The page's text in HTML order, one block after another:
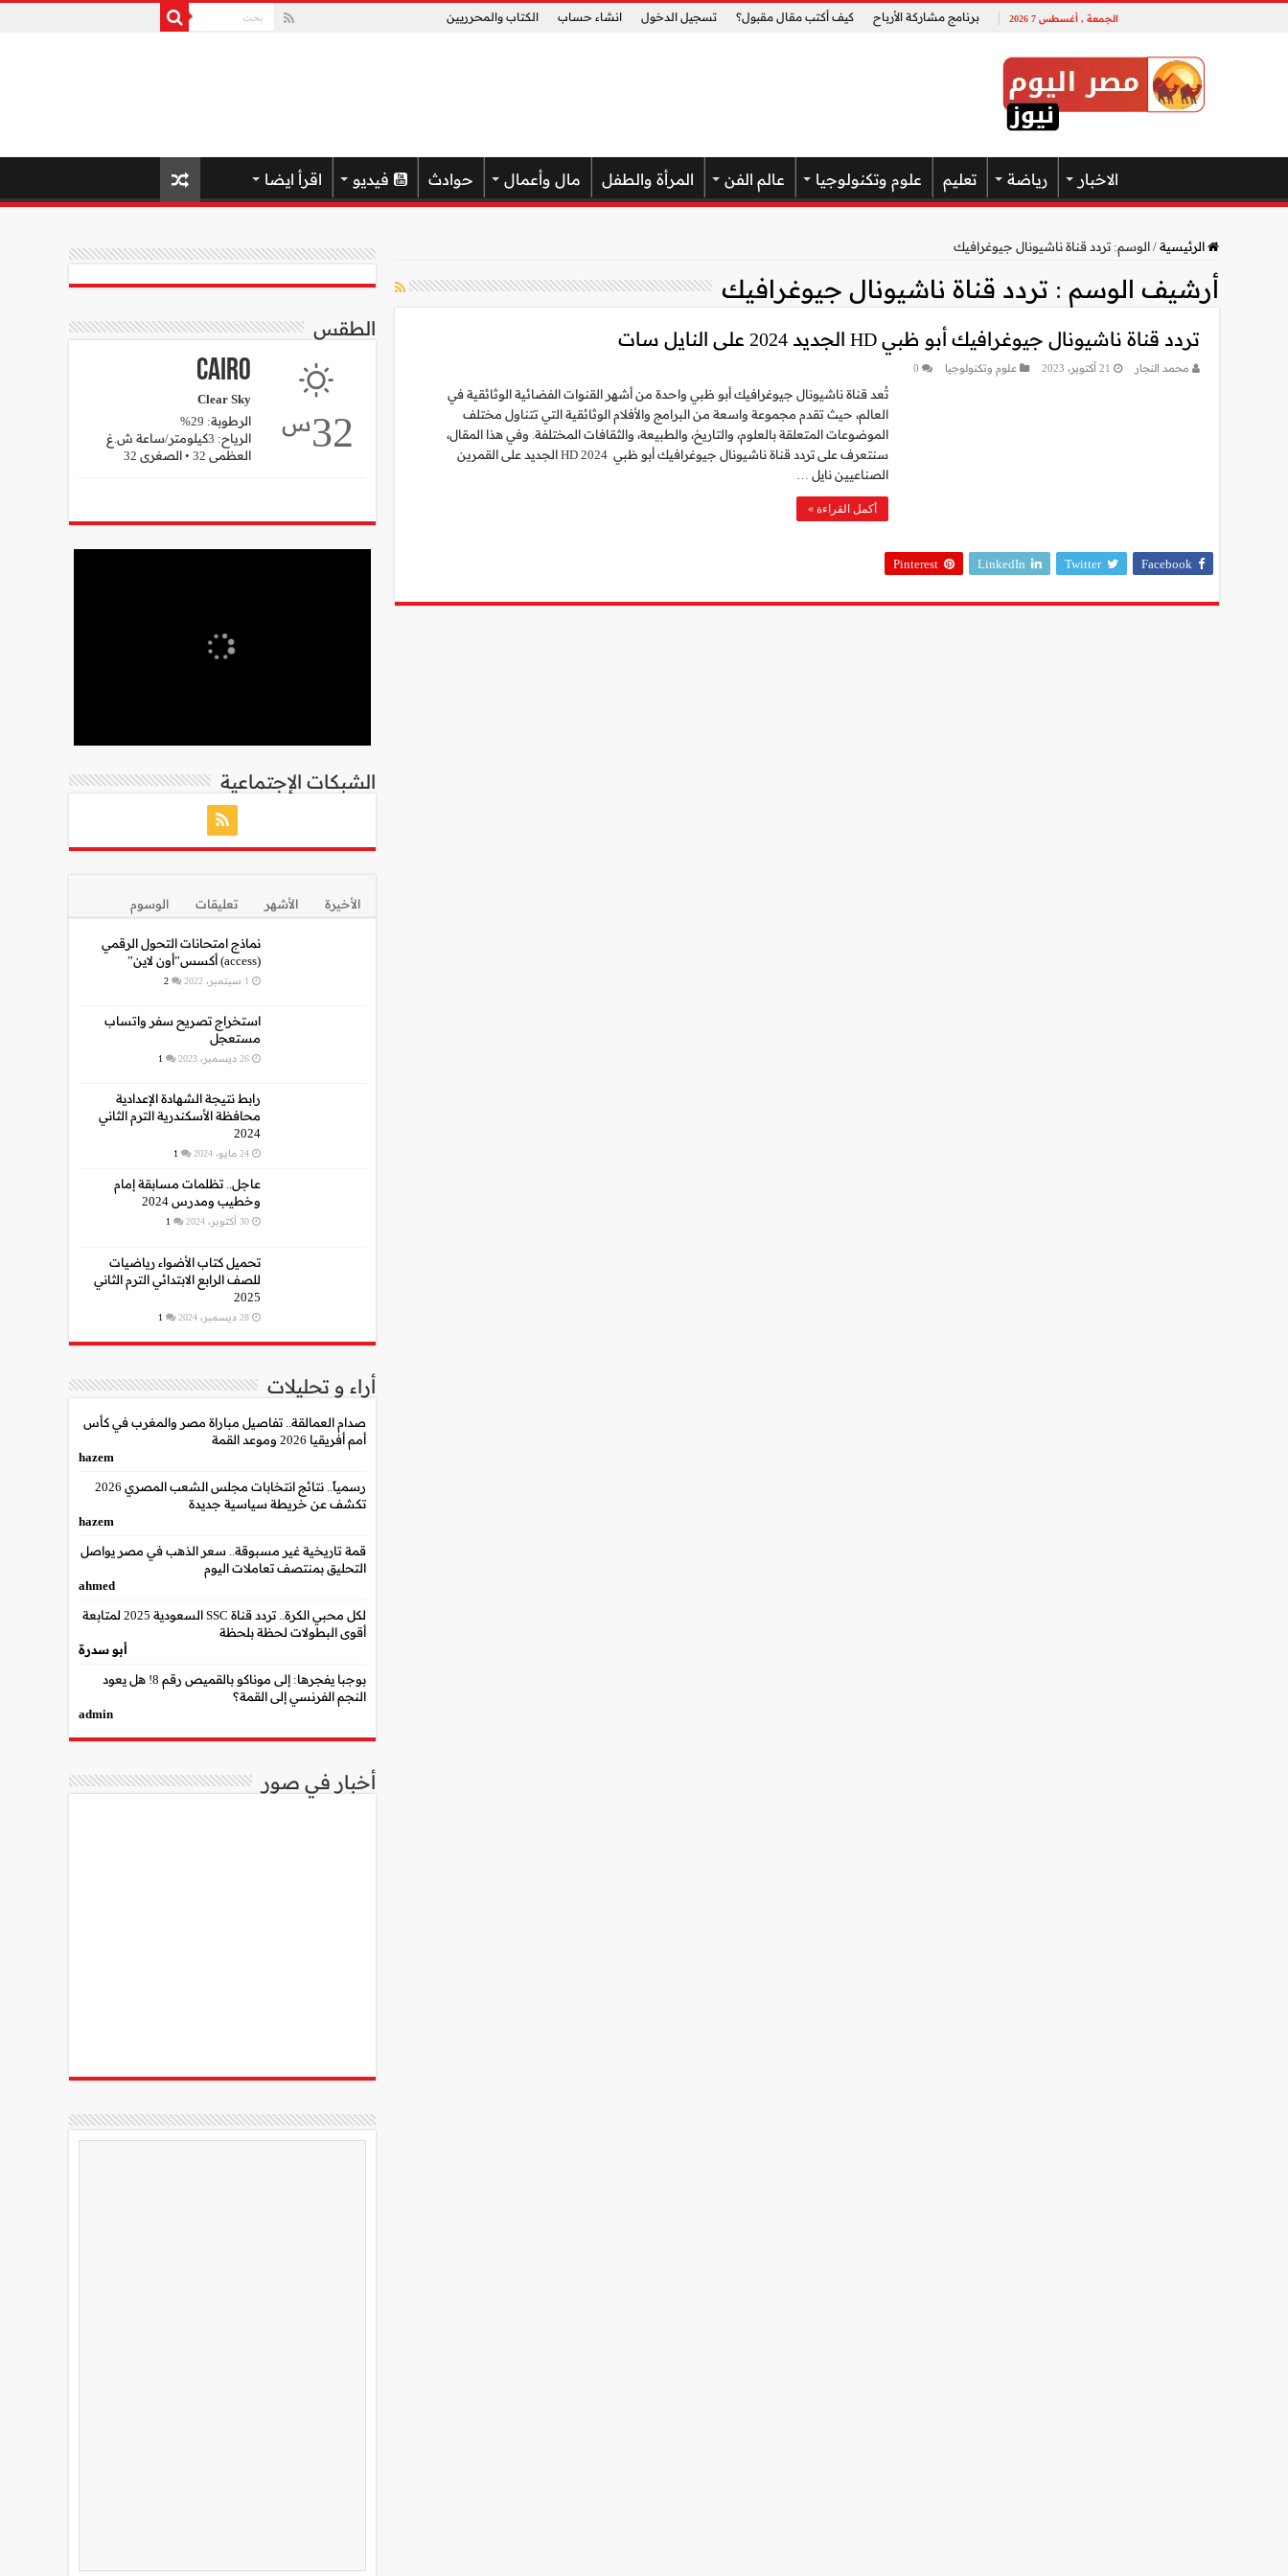
الجمعة , أغسطس 7 2026 برنامج مشاركة الأرباح كيف أكتب مقال مقبول؟ تسجيل الدخول انشاء حساب الكتاب والمحرريين
الاخبار رياضة تعليم علوم وتكنولوجيا عالم الفن المرأة والطفل مال وأعمال حوادث فيديو اقرأ ايضا
الرئيسية/الوسم: تردد قناة ناشيونال جيوغرافيك
أرشيف الوسم : تردد قناة ناشيونال جيوغرافيك
تردد قناة ناشيونال جيوغرافيك أبو ظبي HD الجديد 2024 على النايل سات
محمد النجار 21 أكتوبر، 2023 علوم وتكنولوجيا 0
تُعد قناة ناشيونال جيوغرافيك أبو ظبي واحدة من أشهر القنوات الفضائية الوثائقية في
العالم، حيث تقدم مجموعة واسعة من البرامج والأفلام الوثائقية التي تتناول مختلف
الموضوعات المتعلقة بالعلوم، والتاريخ، والطبيعة، والثقافات المختلفة. وفي هذا المقال،
سنتعرف على تردد قناة ناشيونال جيوغرافيك أبو ظبي 2024 HD الجديد على القمرين
الصناعيين نايل …
أكمل القراءة »
Facebook
Twitter
LinkedIn
Pinterest
الطقس
32س
Cairo
Clear Sky
الرطوبة: 29%
الرياح: 3كيلومتر/ساعة ش.غ
العظمى 32 • الصغرى 32
الشبكات الإجتماعية
الأخيرة الأشهر تعليقات الوسوم
نماذج امتحانات التحول الرقمي
(access) أكسس”أون لاين”
1 سبتمبر، 2022 2
استخراج تصريح سفر واتساب
مستعجل
26 ديسمبر، 2023 1
رابط نتيجة الشهادة الإعدادية
محافظة الأسكندرية الترم الثاني
2024
24 مايو، 2024 1
عاجل.. تظلمات مسابقة إمام
وخطيب ومدرس 2024
30 أكتوبر، 2024 1
تحميل كتاب الأضواء رياضيات
للصف الرابع الابتدائي الترم الثاني
2025
28 ديسمبر، 2024 1
أراء و تحليلات
صدام العمالقة.. تفاصيل مباراة مصر والمغرب في كأس
أمم أفريقيا 2026 وموعد القمة
hazem
رسمياً.. نتائج انتخابات مجلس الشعب المصري 2026
تكشف عن خريطة سياسية جديدة
hazem
قمة تاريخية غير مسبوقة.. سعر الذهب في مصر يواصل
التحليق بمنتصف تعاملات اليوم
ahmed
لكل محبي الكرة.. تردد قناة SSC السعودية 2025 لمتابعة
أقوى البطولات لحظة بلحظة
أبو سدرة
بوجبا يفجرها: إلى موناكو بالقميص رقم 8! هل يعود
النجم الفرنسي إلى القمة؟
admin
أخبار في صور